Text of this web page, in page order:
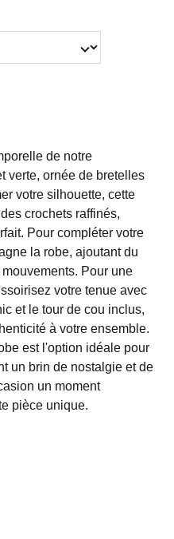
de notre
verte, ornée de bretelles
votre silhouette, cette
crochets raffinés,
Pour compléter votre
la robe, ajoutant du
Pour une
votre tenue avec
et le tour de cou inclus,
à votre ensemble.
est l'option idéale pour
un brin de nostalgie et de
un moment
pièce unique.